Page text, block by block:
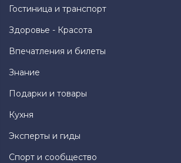
Гостиница и транспорт
Здоровье - Красота
Впечатления и билеты
Знание
Подарки и товары
Кухня
Эксперты и гиды
Спорт и сообщество